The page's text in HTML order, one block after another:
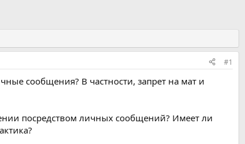
#1
сообщения? В частности, запрет на мат и
посредством личных сообщений? Имеет ли